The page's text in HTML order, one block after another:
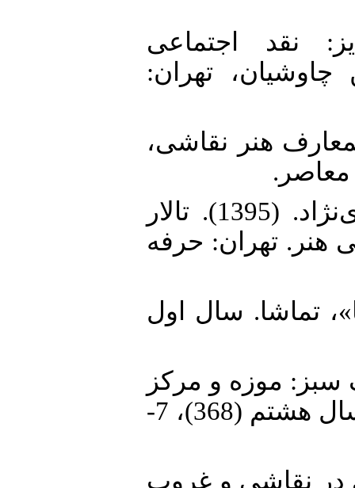
(1395). تمایز: نقد اجتماعی
تهران:
(1389). دائره المعارف هنر نقاشی،
معاصر.
12. پاکباز، روئین و حسن موریزی‌نژاد. (1395). تالار
هنر. تهران: حرفه
سال‌ها»، تماشا. سال اول
و رنگ سبز: موزه و مرکز
هنری و فرهنگی کرمان»، تماشا. سال هشتم (368)، 7-
در نقاشی و غروب